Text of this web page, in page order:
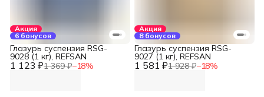
Акция
6 бонусов
1 123 ₽1 369 ₽−18%
Глазурь суспензия RSG-
9028 (1 кг), REFSAN
Акция
8 бонусов
1 581 ₽1 928 ₽−18%
Глазурь суспензия RSG-
9027 (1 кг), REFSAN